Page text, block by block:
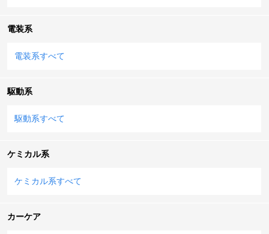
電装系
電装系すべて
駆動系
駆動系すべて
ケミカル系
ケミカル系すべて
カーケア